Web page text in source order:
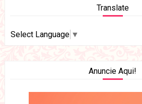
Translate
Select Language ▼
Anuncie Aqui!